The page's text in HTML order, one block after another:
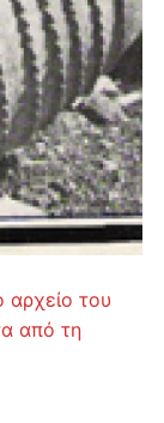
αρχείο του
από τη